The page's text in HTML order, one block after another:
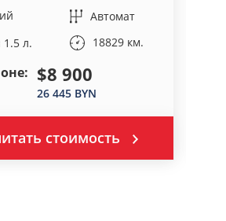
Автомат
л.
18829 км.
$8 900
26 445 BYN
стоимость